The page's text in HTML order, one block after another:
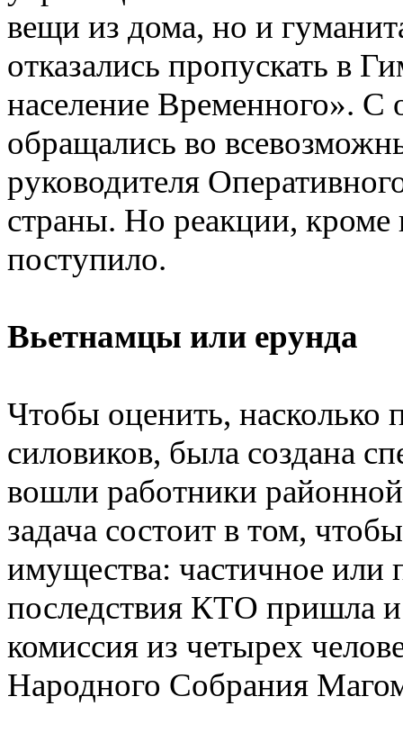
вещи из дома, но и
отказались пропускать в
население Временного».
обращались во
руководителя
страны. Но реакции, кроме
поступило.
Вьетнамцы или ерунда
Чтобы оценить, насколько
силовиков, была создана
вошли работники
задача состоит в том,
имущества: частичное или
последствия КТО пришла и
комиссия из четырех
Народного Собрания